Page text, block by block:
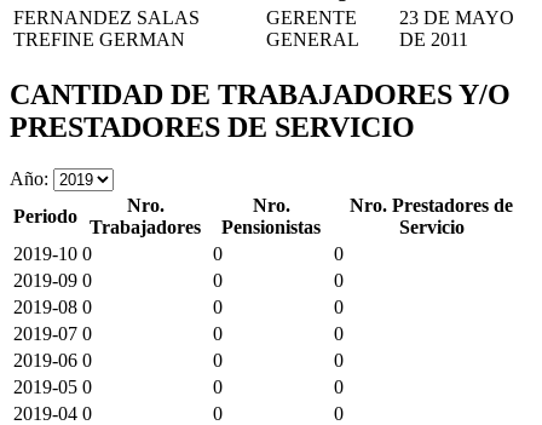
FERNANDEZ SALAS
TREFINE GERMAN
GERENTE
GENERAL
23 DE MAYO
DE 2011
CANTIDAD DE TRABAJADORES Y/O
PRESTADORES DE SERVICIO
Año:
Periodo
Nro.
Trabajadores
Nro.
Pensionistas
Nro. Prestadores de
Servicio
2019-10 0 0
0
2019-09 0 0
0
2019-08 0 0
0
2019-07 0 0
0
2019-06 0 0
0
2019-05 0 0
0
2019-04 0 0
0